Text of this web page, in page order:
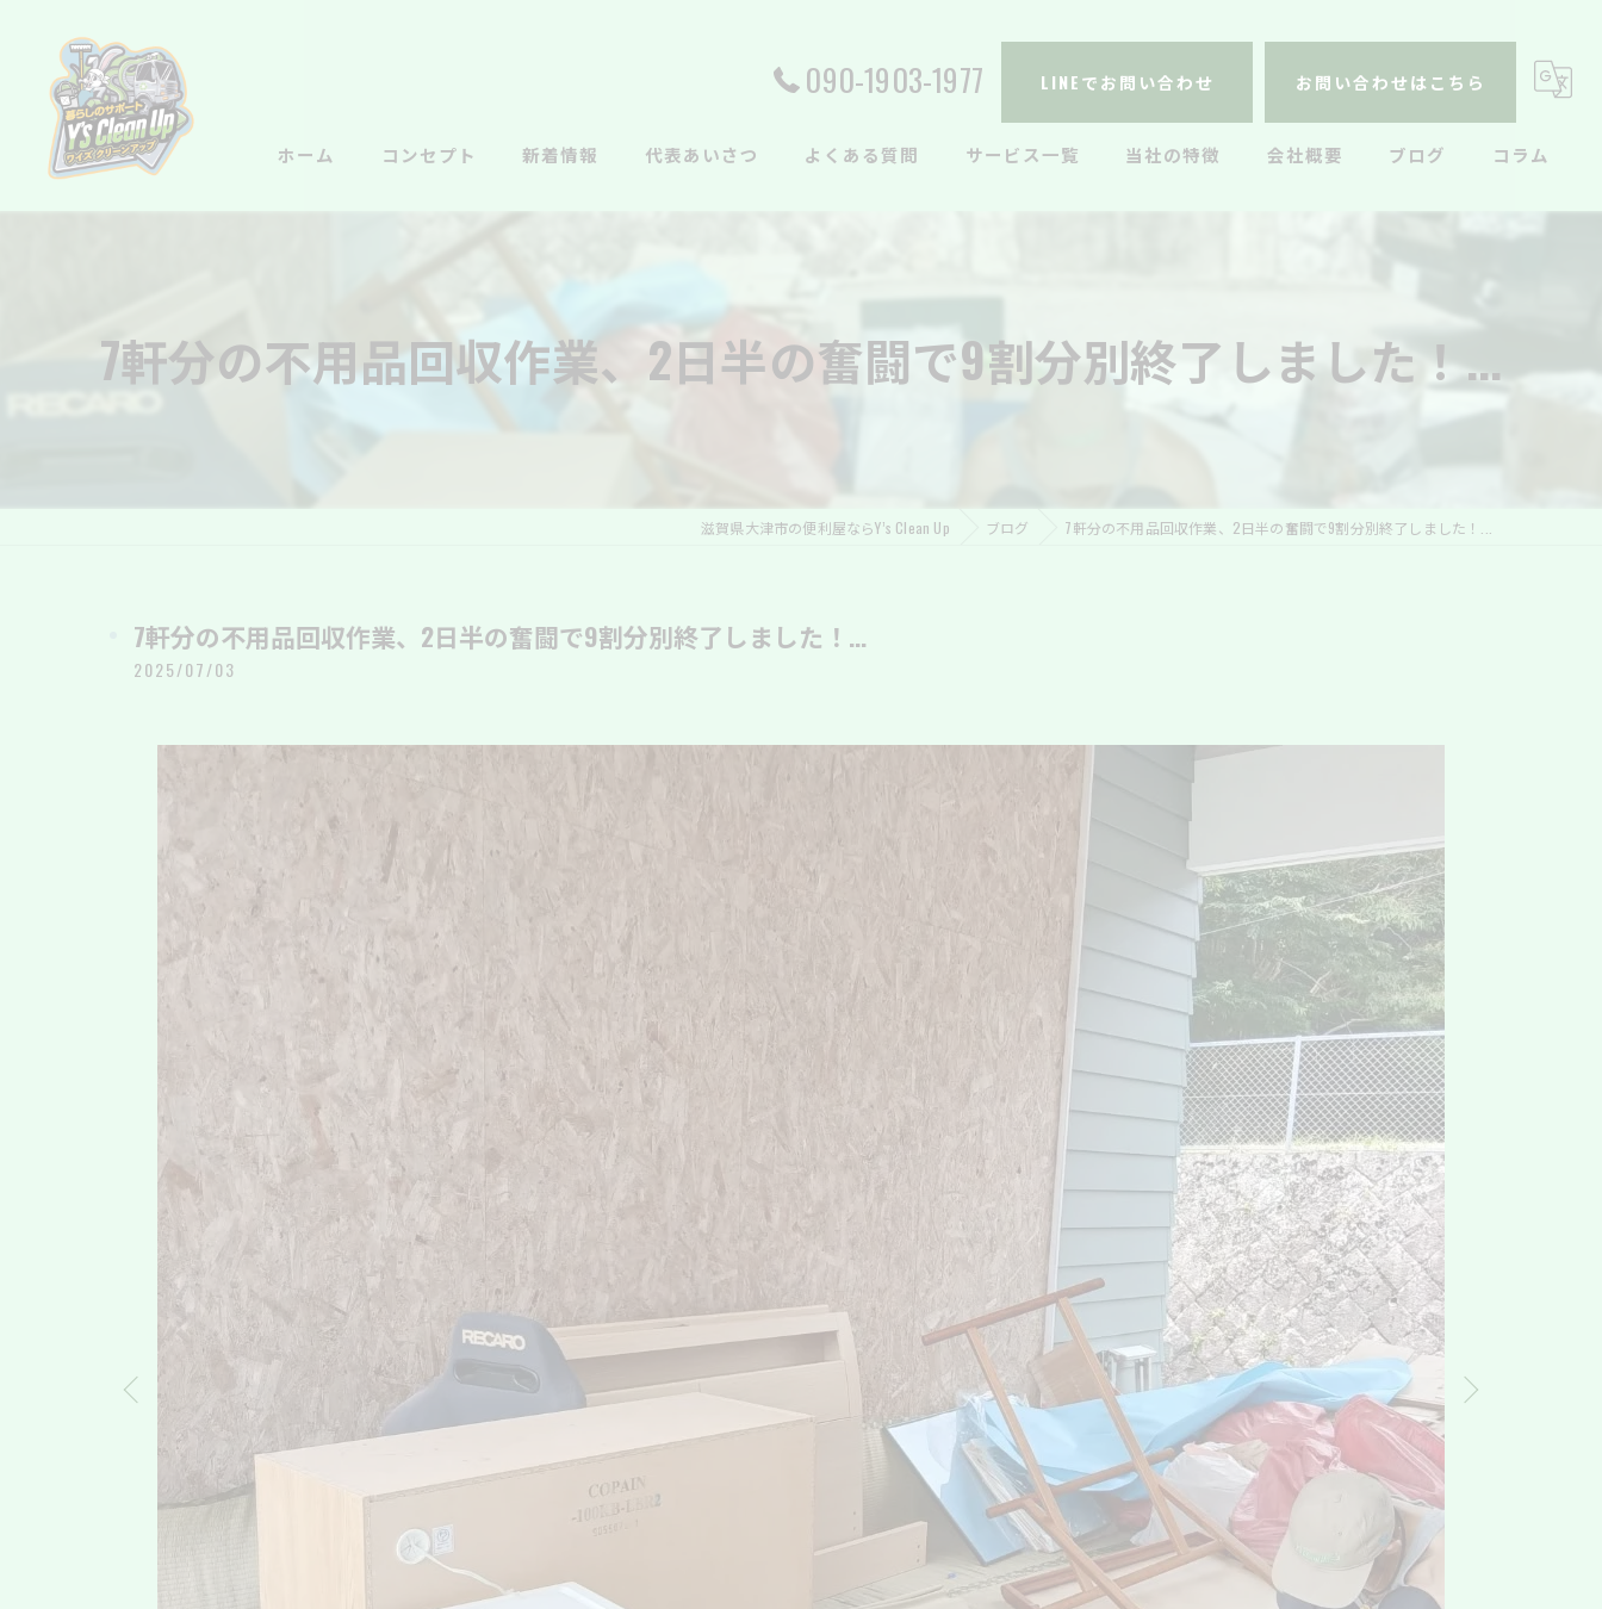
090-1903-1977 LINEでお問い合わせ お問い合わせはこちら
ホーム コンセプト 新着情報 代表あいさつ よくある質問 サービス一覧 当社の特徴
生前整理
会社概要 ブログ コラム
7軒分の不用品回収作業、2日半の奮闘で9割分別終了しました！...
滋賀県大津市の便利屋ならY’s Clean Up ブログ 7軒分の不用品回収作業、2日半の奮闘で9割分別終了しました！...
7軒分の不用品回収作業、2日半の奮闘で9割分別終了しました！...
2025/07/03